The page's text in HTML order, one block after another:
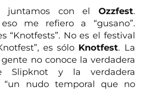
juntamos con el Ozzfest.
me refiero a “gusano”.
“Knotfests”. No es el festival
es sólo Knotfest. La
no conoce la verdadera
Slipknot y la verdadera
“un nudo temporal que no